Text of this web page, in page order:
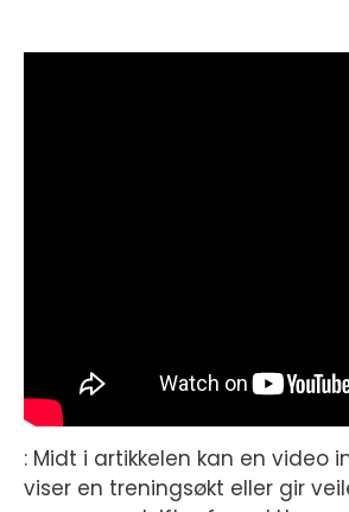
: Midt i artikkelen kan en video
viser en treningsøkt eller gir